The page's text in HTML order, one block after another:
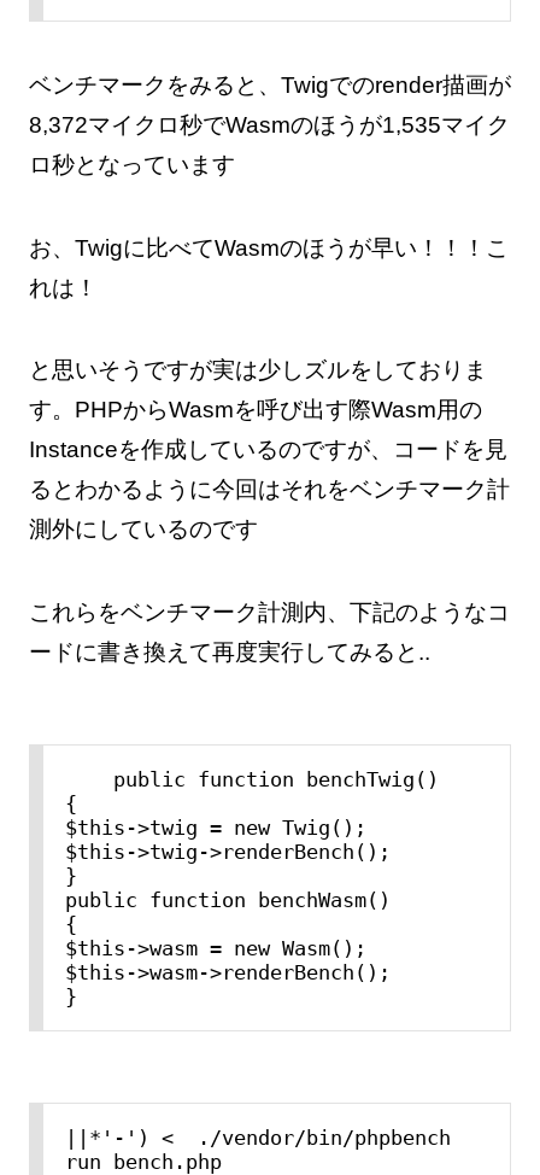
ベンチマークをみると、Twigでのrender描画が
8,372マイクロ秒でWasmのほうが1,535マイク
ロ秒となっています
お、Twigに比べてWasmのほうが早い！！！こ
れは！
と思いそうですが実は少しズルをしておりま
す。PHPからWasmを呼び出す際Wasm用の
Instanceを作成しているのですが、コードを見
るとわかるように今回はそれをベンチマーク計
測外にしているのです
これらをベンチマーク計測内、下記のようなコ
ードに書き換えて再度実行してみると..
{
$this->twig = new Twig();
$this->twig->renderBench();
}
public function benchWasm()
{
$this->wasm = new Wasm();
$this->wasm->renderBench();
||*'-') <  ./vendor/bin/phpbench
run bench.php